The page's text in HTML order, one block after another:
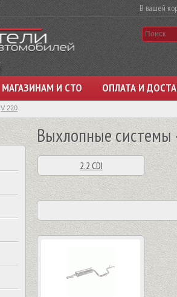
В вашей
МАГАЗИНАМ И СТО ОПЛАТА И
V 220
Выхлопные системы
2.2 CDI